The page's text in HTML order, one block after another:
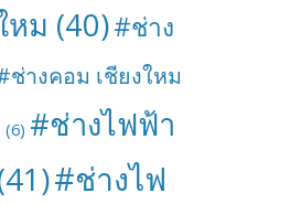
หม (40)#ช่าง
ช่างคอม เชียงใหม
(6) #ช่างไฟฟ้า
#ช่างไฟ